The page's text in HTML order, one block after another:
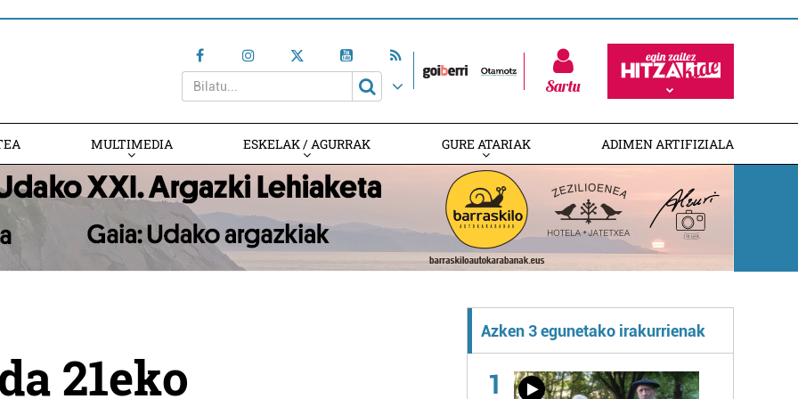
Sartu
MULTIMEDIA ESKELAK / AGURRAK GURE ATARIAK ADIMEN ARTIFIZIALA
21eko
Azken 3 egunetako irakurrienak
1